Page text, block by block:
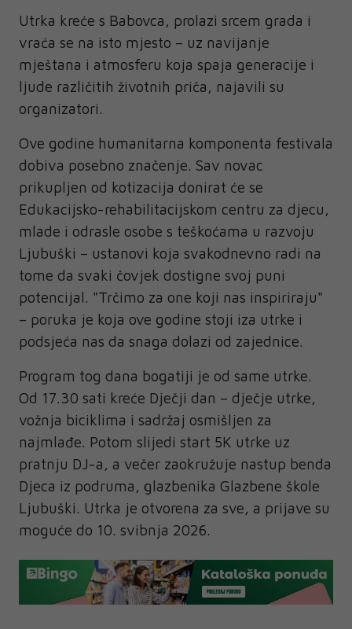
Utrka kreće s Babovca, prolazi srcem grada i
vraća se na isto mjesto – uz navijanje
mještana i atmosferu koja spaja generacije i
ljude različitih životnih priča, najavili su
organizatori.
Ove godine humanitarna komponenta festivala
dobiva posebno značenje. Sav novac
prikupljen od kotizacija donirat će se
Edukacijsko-rehabilitacijskom centru za djecu,
mlade i odrasle osobe s teškoćama u razvoju
Ljubuški – ustanovi koja svakodnevno radi na
tome da svaki čovjek dostigne svoj puni
potencijal. "Trčimo za one koji nas inspiriraju"
– poruka je koja ove godine stoji iza utrke i
podsjeća nas da snaga dolazi od zajednice.
Program tog dana bogatiji je od same utrke.
Od 17.30 sati kreće Dječji dan – dječje utrke,
vožnja biciklima i sadržaj osmišljen za
najmlađe. Potom slijedi start 5K utrke uz
pratnju DJ-a, a večer zaokružuje nastup benda
Djeca iz podruma, glazbenika Glazbene škole
Ljubuški. Utrka je otvorena za sve, a prijave su
moguće do 10. svibnja 2026.